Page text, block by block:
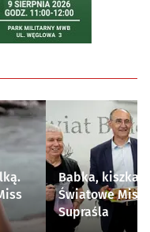
Babka, kiszka i
Światowe
Supraśla